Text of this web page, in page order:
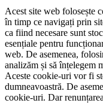
Acest site web folosește
în timp ce navigați prin
ca fiind necesare sunt
esențiale pentru
web. De asemenea,
analizăm și să înțelegem
Aceste cookie-uri vor fi
dumneavoastră. De
cookie-uri. Dar